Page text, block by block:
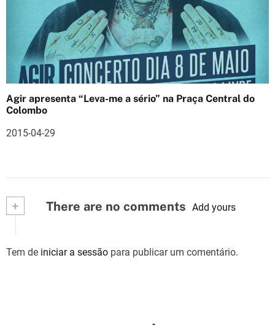
Agir apresenta “Leva-me a sério” na Praça Central do
Colombo
2015-04-29
+ There are no comments Add yours
Tem de iniciar a sessão para publicar um comentário.